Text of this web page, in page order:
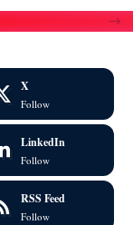
X
Follow
LinkedIn
Follow
RSS Feed
Follow